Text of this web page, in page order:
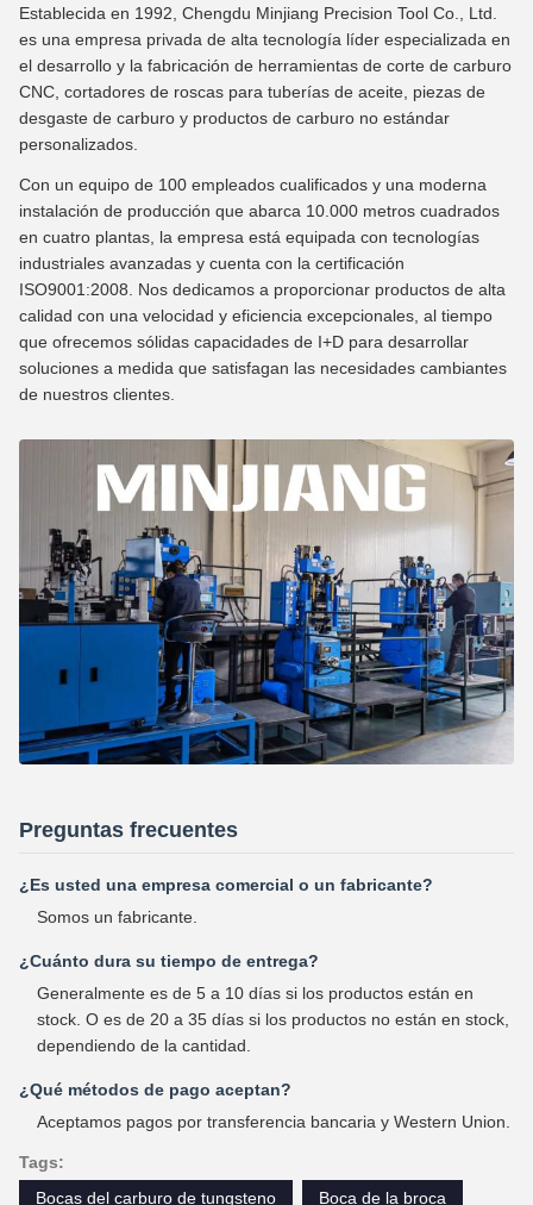
Establecida en 1992, Chengdu Minjiang Precision Tool Co., Ltd.
es una empresa privada de alta tecnología líder especializada en
el desarrollo y la fabricación de herramientas de corte de carburo
CNC, cortadores de roscas para tuberías de aceite, piezas de
desgaste de carburo y productos de carburo no estándar
personalizados.
Con un equipo de 100 empleados cualificados y una moderna
instalación de producción que abarca 10.000 metros cuadrados
en cuatro plantas, la empresa está equipada con tecnologías
industriales avanzadas y cuenta con la certificación
ISO9001:2008. Nos dedicamos a proporcionar productos de alta
calidad con una velocidad y eficiencia excepcionales, al tiempo
que ofrecemos sólidas capacidades de I+D para desarrollar
soluciones a medida que satisfagan las necesidades cambiantes
de nuestros clientes.
Preguntas frecuentes
¿Es usted una empresa comercial o un fabricante?
Somos un fabricante.
¿Cuánto dura su tiempo de entrega?
Generalmente es de 5 a 10 días si los productos están en
stock. O es de 20 a 35 días si los productos no están en stock,
dependiendo de la cantidad.
¿Qué métodos de pago aceptan?
Aceptamos pagos por transferencia bancaria y Western Union.
Tags:
Bocas del carburo de tungsteno
Boca de la broca